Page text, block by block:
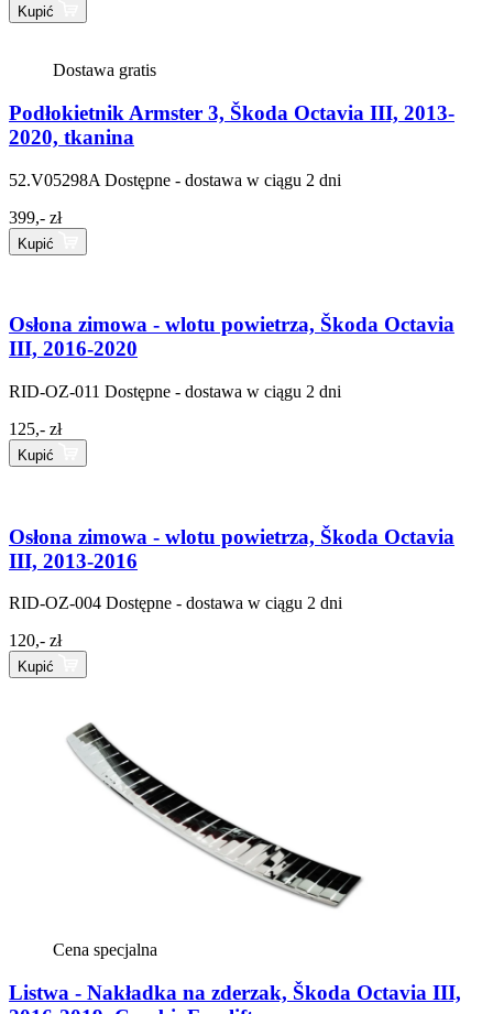
Kupić
Dostawa gratis
Podłokietnik Armster 3, Škoda Octavia III, 2013-
2020, tkanina
52.V05298A Dostępne - dostawa w ciągu 2 dni
399,- zł
Kupić
Osłona zimowa - wlotu powietrza, Škoda Octavia
III, 2016-2020
RID-OZ-011 Dostępne - dostawa w ciągu 2 dni
125,- zł
Kupić
Osłona zimowa - wlotu powietrza, Škoda Octavia
III, 2013-2016
RID-OZ-004 Dostępne - dostawa w ciągu 2 dni
120,- zł
Kupić
Cena specjalna
Listwa - Nakładka na zderzak, Škoda Octavia III,